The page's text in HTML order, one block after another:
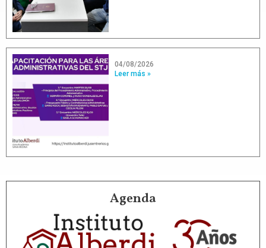
04/08/2026
Leer más »
Agenda